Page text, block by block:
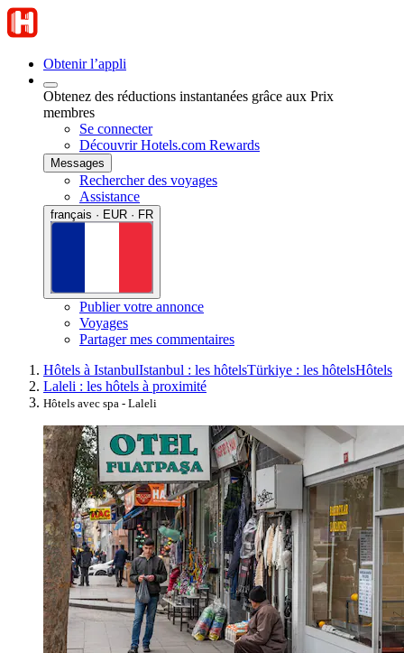
Obtenir l’appli
Obtenez des réductions instantanées grâce aux Prix
membres
Se connecter
Découvrir Hotels.com Rewards
Messages
Rechercher des voyages
Assistance
français · EUR · FR
Publier votre annonce
Voyages
Partager mes commentaires
Hôtels à IstanbulIstanbul : les hôtelsTürkiye : les hôtelsHôtels
Laleli : les hôtels à proximité
Hôtels avec spa - Laleli